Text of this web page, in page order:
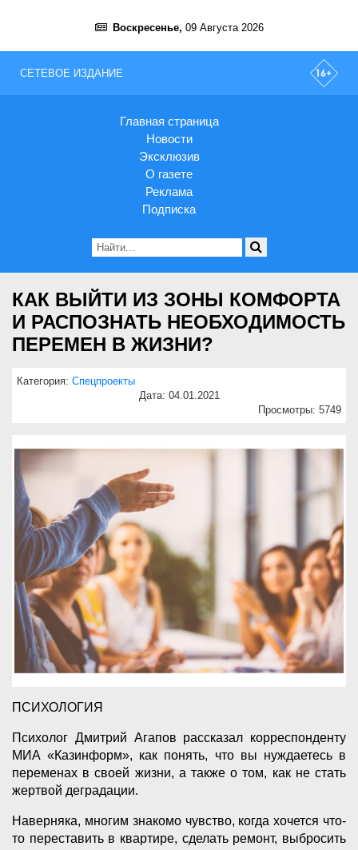
Воскресенье, 09 Августа 2026
СЕТЕВОЕ ИЗДАНИЕ
Главная страница
Новости
Эксклюзив
О газете
Реклама
Подписка
КАК ВЫЙТИ ИЗ ЗОНЫ КОМФОРТА
И РАСПОЗНАТЬ НЕОБХОДИМОСТЬ
ПЕРЕМЕН В ЖИЗНИ?
Категория: Спецпроекты
Дата: 04.01.2021
Просмотры: 5749
ПСИХОЛОГИЯ
Психолог Дмитрий Агапов рассказал корреспонденту
МИА «Казинформ», как понять, что вы нуждаетесь в
переменах в своей жизни, а также о том, как не стать
жертвой деградации.
Наверняка, многим знакомо чувство, когда хочется что-
то переставить в квартире, сделать ремонт, выбросить